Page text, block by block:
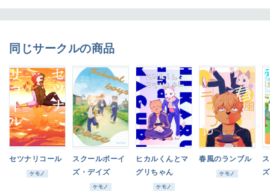
同じサークルの商品
セツナリコール
ケモノ
スクールボーイ
ズ・デイズ
ケモノ
ヒカルくんとマ
グリちゃん
ケモノ
春風のランブル
ケモノ